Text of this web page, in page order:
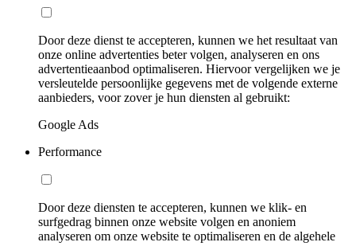
Door deze dienst te accepteren, kunnen we het resultaat van
onze online advertenties beter volgen, analyseren en ons
advertentieaanbod optimaliseren. Hiervoor vergelijken we je
versleutelde persoonlijke gegevens met de volgende externe
aanbieders, voor zover je hun diensten al gebruikt:
Google Ads
Performance
Door deze diensten te accepteren, kunnen we klik- en
surfgedrag binnen onze website volgen en anoniem
analyseren om onze website te optimaliseren en de algehele